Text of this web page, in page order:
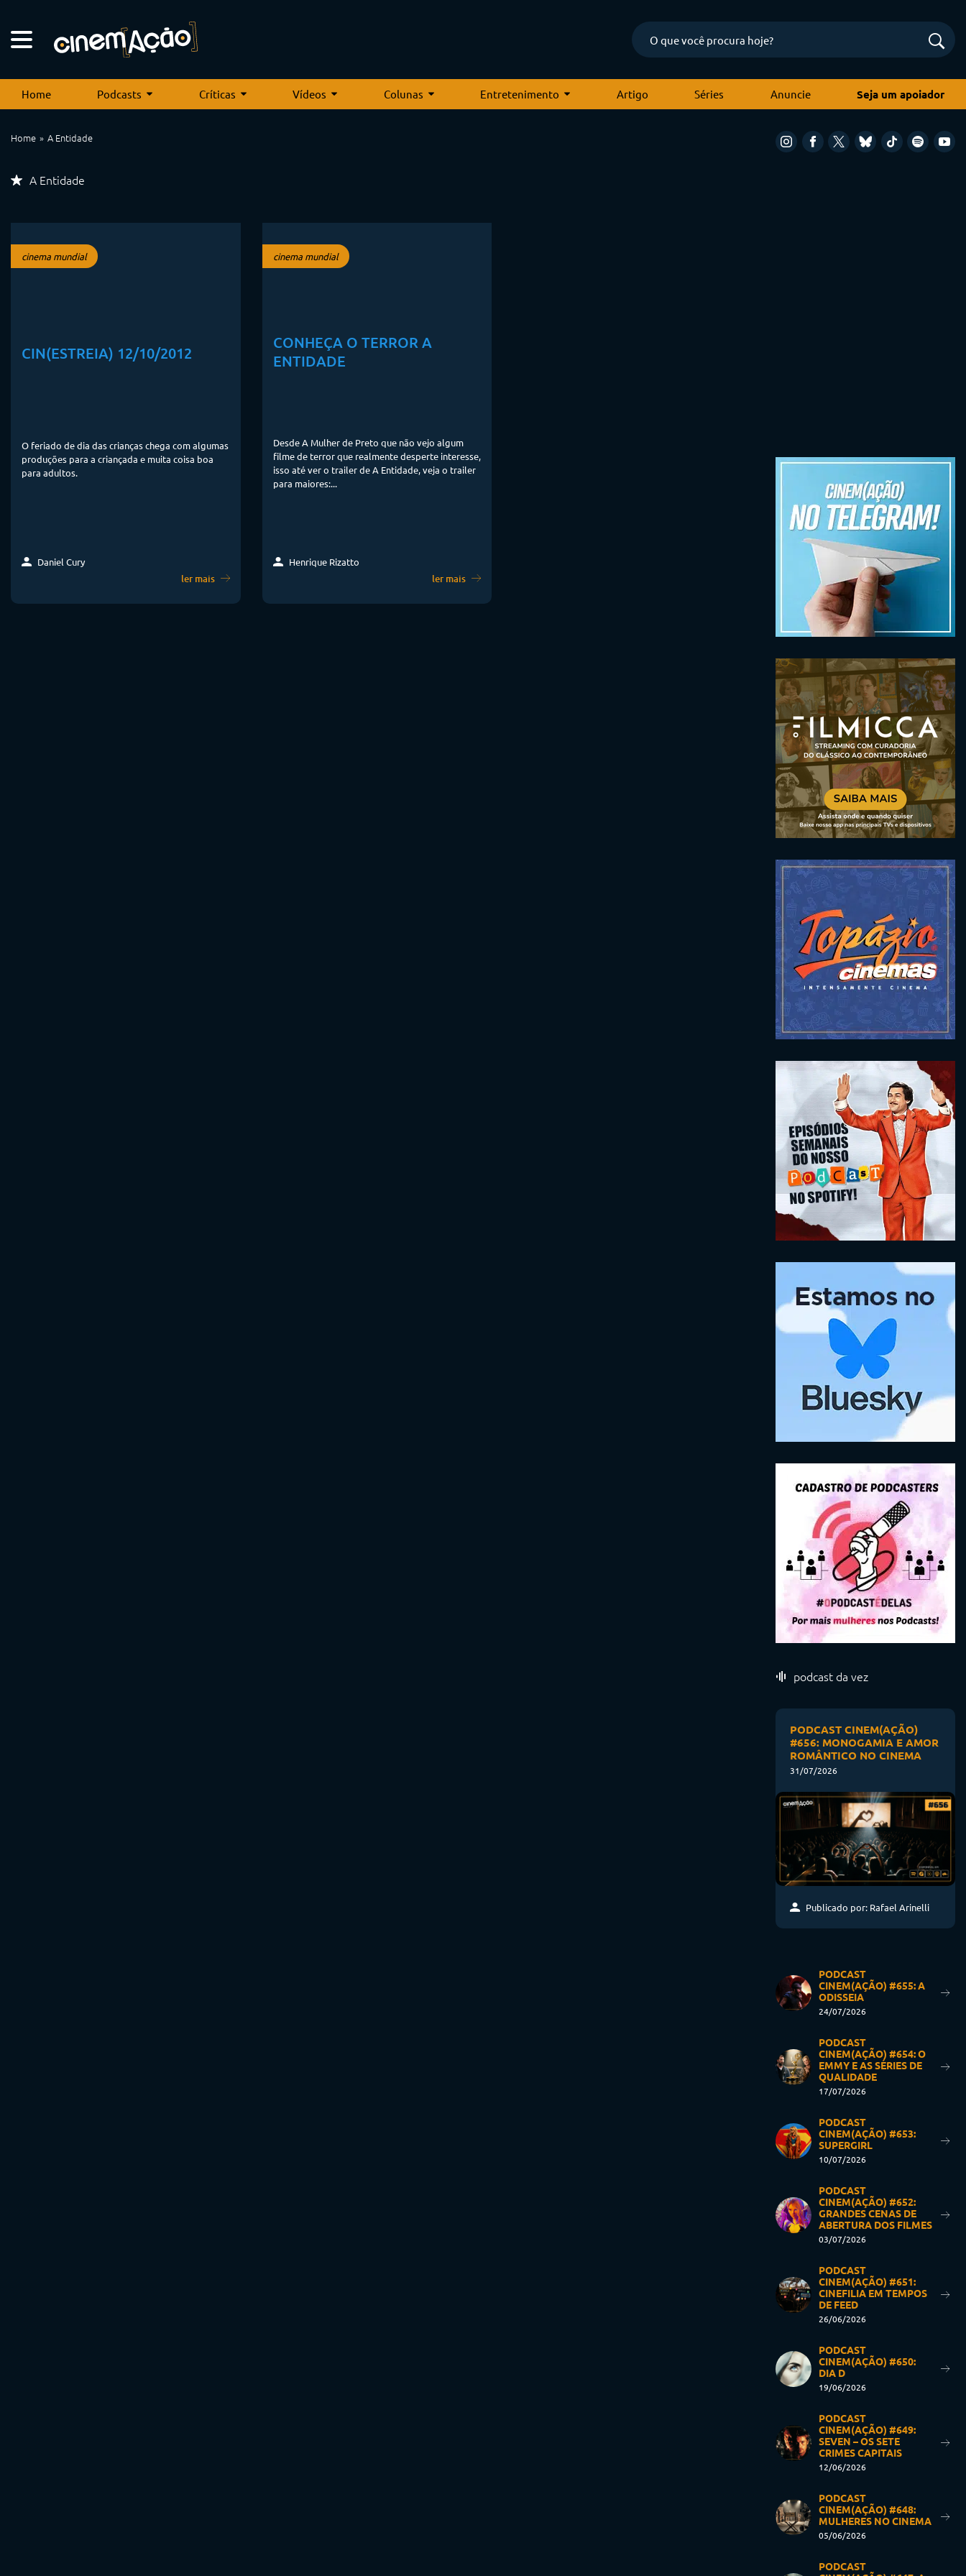
Home Podcasts Críticas Vídeos Colunas Entretenimento Artigo Séries Anuncie Seja um apoiador
Home A Entidade
A Entidade
cinema mundial
CIN(ESTREIA) 12/10/2012
O feriado de dia das crianças chega com algumas
produções para a criançada e muita coisa boa
para adultos.
Daniel Cury
ler mais
cinema mundial
CONHEÇA O TERROR A
ENTIDADE
Desde A Mulher de Preto que não vejo algum
filme de terror que realmente desperte interesse,
isso até ver o trailer de A Entidade, veja o trailer
para maiores:...
Henrique Rizatto
ler mais
podcast da vez
PODCAST CINEM(AÇÃO)
#656: MONOGAMIA E AMOR
ROMÂNTICO NO CINEMA
31/07/2026
Publicado por: Rafael Arinelli
PODCAST
CINEM(AÇÃO) #655: A
ODISSEIA
24/07/2026
PODCAST
CINEM(AÇÃO) #654: O
EMMY E AS SÉRIES DE
QUALIDADE
17/07/2026
PODCAST
CINEM(AÇÃO) #653:
SUPERGIRL
10/07/2026
PODCAST
CINEM(AÇÃO) #652:
GRANDES CENAS DE
ABERTURA DOS FILMES
03/07/2026
PODCAST
CINEM(AÇÃO) #651:
CINEFILIA EM TEMPOS
DE FEED
26/06/2026
PODCAST
CINEM(AÇÃO) #650:
DIA D
19/06/2026
PODCAST
CINEM(AÇÃO) #649:
SEVEN – OS SETE
CRIMES CAPITAIS
12/06/2026
PODCAST
CINEM(AÇÃO) #648:
MULHERES NO CINEMA
05/06/2026
PODCAST